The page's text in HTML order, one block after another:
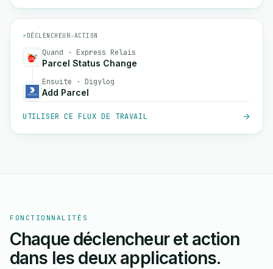
⚡ DÉCLENCHEUR→ACTION
Quand · Express Relais
Parcel Status Change
Ensuite · Digylog
Add Parcel
UTILISER CE FLUX DE TRAVAIL
FONCTIONNALITÉS
Chaque déclencheur et action
dans les deux applications.